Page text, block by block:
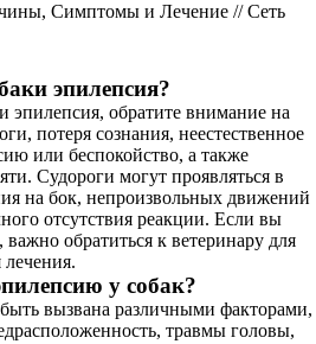
Симптомы и Лечение // Сеть
эпилепсия?
эпилепсия, обратите внимание на
потеря сознания, неестественное
или беспокойство, а также
Судороги могут проявляться в
на бок, непроизвольных движений
отсутствия реакции. Если вы
обратиться к ветеринару для
лечения.
у собак?
вызвана различными факторами,
травмы головы,